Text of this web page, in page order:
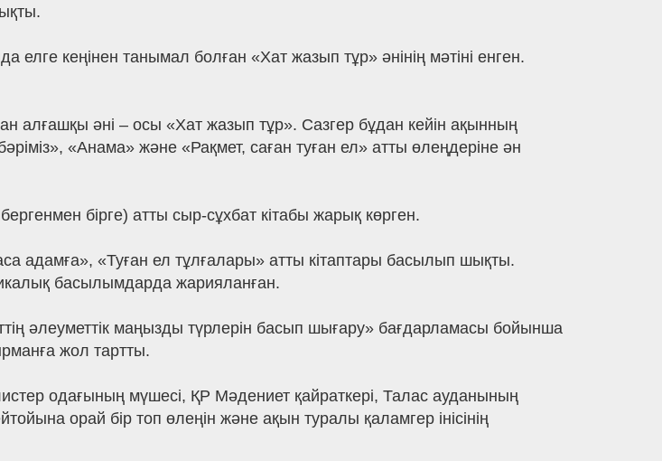
кеңінен танымал болған «Хат жазып тұр» әнінің мәтіні енген.
алғашқы әні – осы «Хат жазып тұр». Сазгер бұдан кейін ақынның
«Анама» және «Рақмет, саған туған ел» атты өлеңдеріне ән
бірге) атты сыр-сұхбат кітабы жарық көрген.
адамға», «Туған ел тұлғалары» атты кітаптары басылып шықты.
басылымдарда жарияланған.
әлеуметтік маңызды түрлерін басып шығару» бағдарламасы бойынша
жол тартты.
одағының мүшесі, ҚР Мәдениет қайраткері, Талас ауданының
орай бір топ өлеңін және ақын туралы қаламгер інісінің